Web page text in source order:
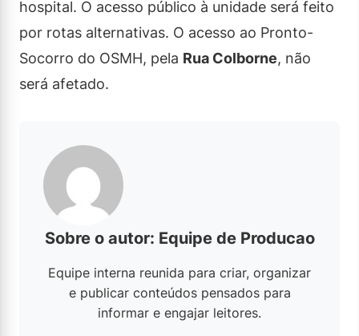
hospital. O acesso público à unidade será feito
por rotas alternativas. O acesso ao Pronto-
Socorro do OSMH, pela Rua Colborne, não
será afetado.
Sobre o autor: Equipe de Producao
Equipe interna reunida para criar, organizar
e publicar conteúdos pensados para
informar e engajar leitores.